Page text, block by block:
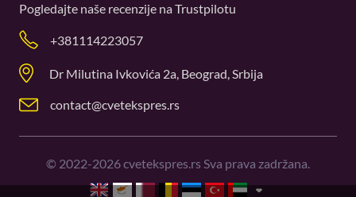
Pogledajte naše recenzije naTrustpilotu
+381114223057
Dr Milutina Ivkovića 2a, Beograd, Srbija
contact@cvetekspres.rs
© 2022-2026cvetekspres.rs Sva prava zadržana.